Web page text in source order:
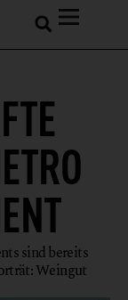
sind bereits
Weingut